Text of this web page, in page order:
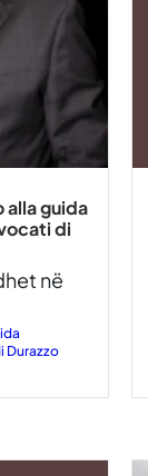
alla guida
di
në
Durazzo